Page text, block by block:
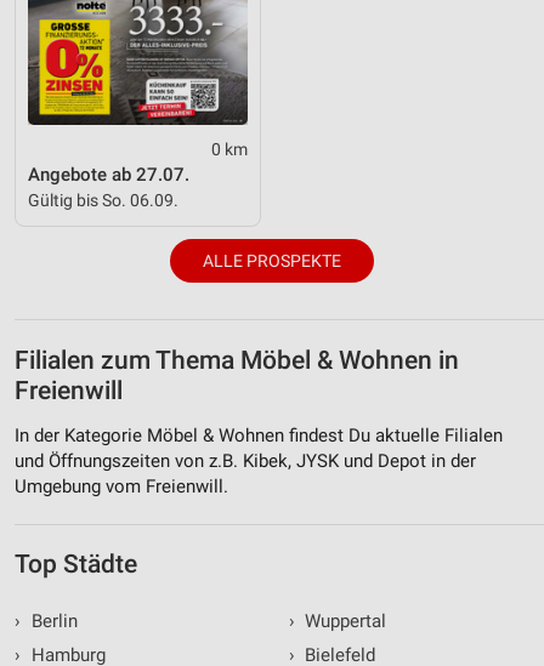
0 km
Angebote ab 27.07.
Gültig bis So. 06.09.
ALLE PROSPEKTE
Filialen zum Thema Möbel & Wohnen in
Freienwill
In der Kategorie Möbel & Wohnen findest Du aktuelle Filialen
und Öffnungszeiten von z.B. Kibek, JYSK und Depot in der
Umgebung vom Freienwill.
Top Städte
›
Berlin
›
Hamburg
› Wuppertal
› Bielefeld